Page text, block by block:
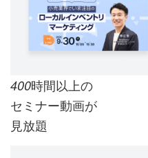
400時間以上の
セミナー動画が
見放題